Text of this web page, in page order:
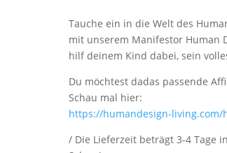
Tauche ein in die Welt des
mit unserem Manifestor Human
hilf deinem Kind dabei, sein
Du möchtest dadas passende
Schau mal hier:
https://humandesign-
/ Die Lieferzeit beträgt 3-4 Tage